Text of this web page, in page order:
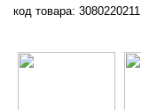
код товара: 3080220211